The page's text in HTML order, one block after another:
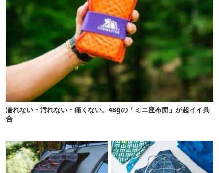
濡れない・汚れない・痛くない。48gの「ミニ座布団」が超イイ具
合